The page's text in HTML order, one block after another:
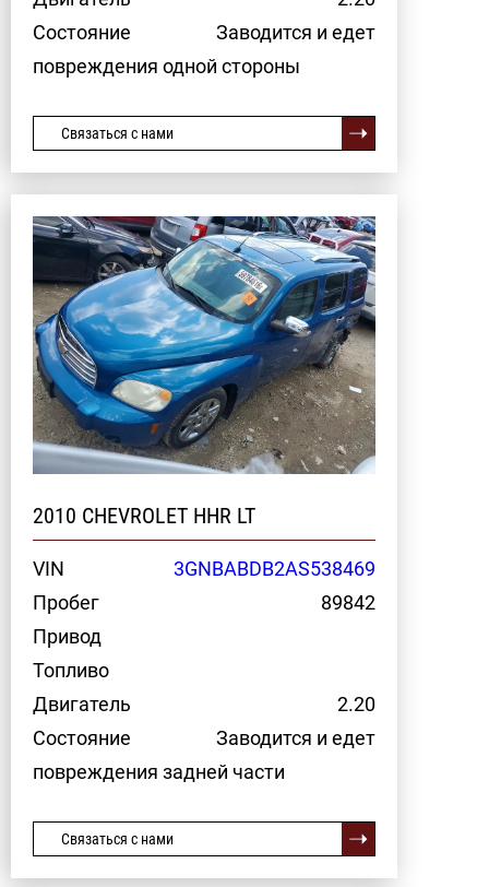
Состояние
Заводится и едет
повреждения одной стороны
Связаться с нами
2010 CHEVROLET HHR LT
VIN
3GNBABDB2AS538469
Пробег
89842
Привод
Топливо
Двигатель
2.20
Состояние
Заводится и едет
повреждения задней части
Связаться с нами